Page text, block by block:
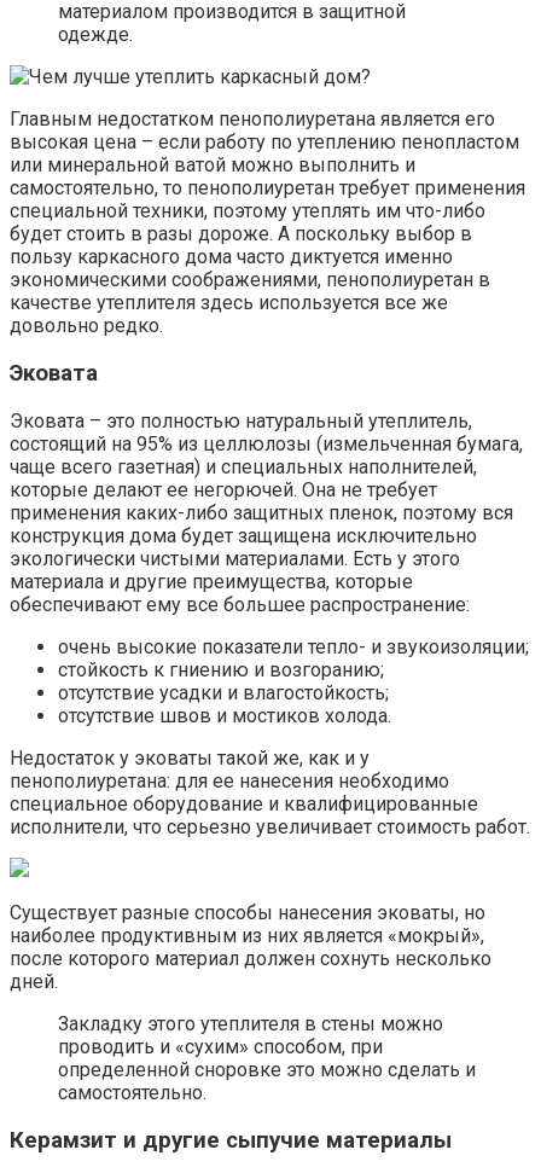
материалом производится в защитной
одежде.
Главным недостатком пенополиуретана является его
высокая цена – если работу по утеплению пенопластом
или минеральной ватой можно выполнить и
самостоятельно, то пенополиуретан требует применения
специальной техники, поэтому утеплять им что-либо
будет стоить в разы дороже. А поскольку выбор в
пользу каркасного дома часто диктуется именно
экономическими соображениями, пенополиуретан в
качестве утеплителя здесь используется все же
довольно редко.
Эковата
Эковата – это полностью натуральный утеплитель,
состоящий на 95% из целлюлозы (измельченная бумага,
чаще всего газетная) и специальных наполнителей,
которые делают ее негорючей. Она не требует
применения каких-либо защитных пленок, поэтому вся
конструкция дома будет защищена исключительно
экологически чистыми материалами. Есть у этого
материала и другие преимущества, которые
обеспечивают ему все большее распространение:
очень высокие показатели тепло- и звукоизоляции;
стойкость к гниению и возгоранию;
отсутствие усадки и влагостойкость;
отсутствие швов и мостиков холода.
Недостаток у эковаты такой же, как и у
пенополиуретана: для ее нанесения необходимо
специальное оборудование и квалифицированные
исполнители, что серьезно увеличивает стоимость работ.
Существует разные способы нанесения эковаты, но
наиболее продуктивным из них является «мокрый»,
после которого материал должен сохнуть несколько
дней.
Закладку этого утеплителя в стены можно
проводить и «сухим» способом, при
определенной сноровке это можно сделать и
самостоятельно.
Керамзит и другие сыпучие материалы